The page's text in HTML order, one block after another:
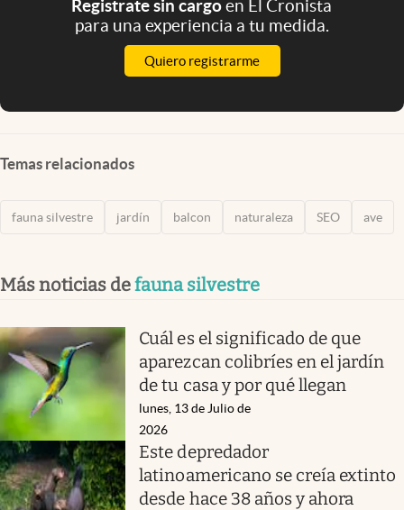
Registrate sin cargoen El Cronista
para una experiencia a tu medida.
Quiero registrarme
Temas relacionados
fauna silvestre jardín balcon naturaleza SEO ave
Más noticias defauna silvestre
Cuál es el significado de que
aparezcan colibríes en el jardín
de tu casa y por qué llegan
lunes, 13 de Julio de
2026
Este depredador
latinoamericano se creía extinto
desde hace 38 años y ahora